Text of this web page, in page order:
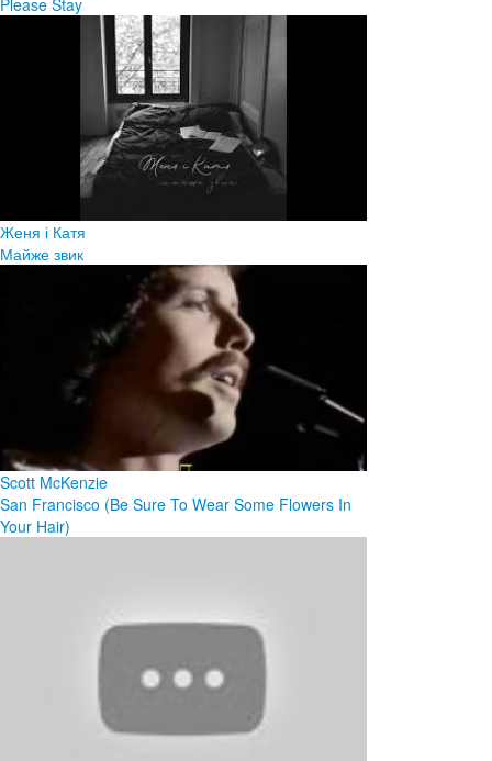
Женя і Катя
Майже звик
Scott McKenzie
San Francisco (Be Sure To Wear Some Flowers In
Your Hair)